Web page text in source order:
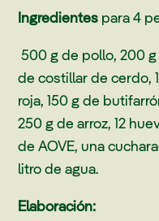
Ingredientes para 4
500 g de pollo, 200
de costillar de cerdo,
roja, 150 g de
250 g de arroz, 12
de AOVE, una
litro de agua.
Elaboración: